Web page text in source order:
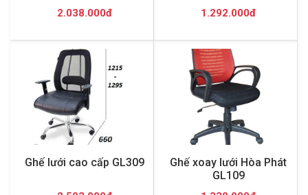
2.038.000đ 1.292.000đ
Ghế lưới cao cấp GL309
Ghế xoay lưới Hòa Phát
GL109